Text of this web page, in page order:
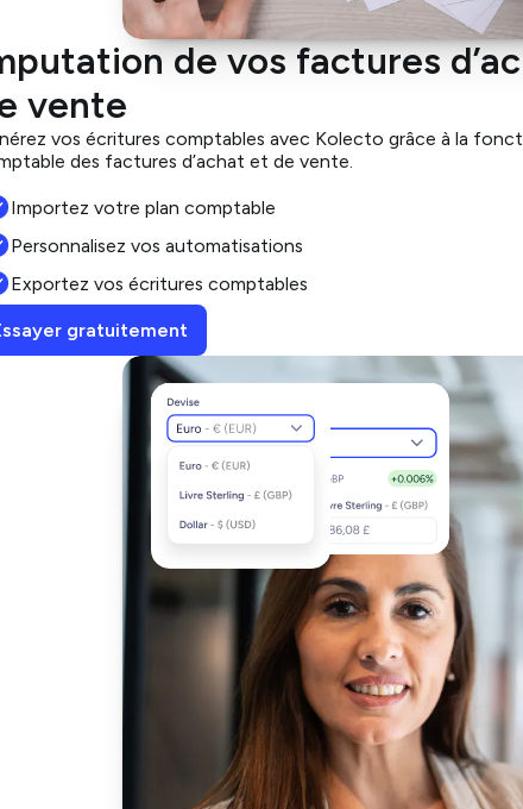
de vos factures
vente
vos écritures comptables avec Kolecto grâce à la
des factures d’achat et de vente.
Importez votre plan comptable
Personnalisez vos automatisations
Exportez vos écritures comptables
gratuitement